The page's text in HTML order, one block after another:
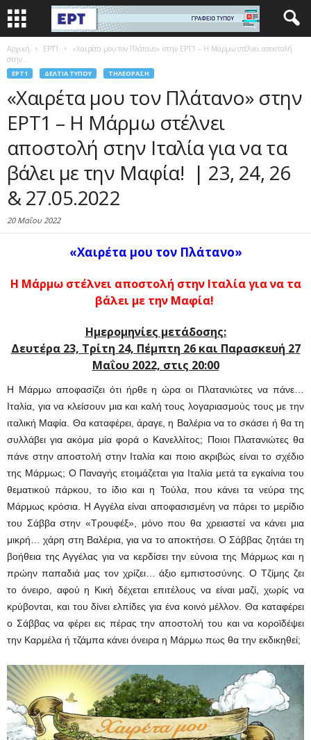
Αρχική EΡΤ1
«Χαιρέτα μου τον Πλάτανο» στην ΕΡΤ1 – Η Μάρμω στέλνει αποστολή
στην...
EΡΤ1 ΔΕΛΤΊΑ ΤΎΠΟΥ ΤΗΛΕΌΡΑΣΗ
«Χαιρέτα μου τον Πλάτανο» στην
ΕΡΤ1 – Η Μάρμω στέλνει
αποστολή στην Ιταλία για να τα
βάλει με την Μαφία! | 23, 24, 26
& 27.05.2022
20 Μαΐου 2022
«Χαιρέτα μου τον Πλάτανο»
Η Μάρμω στέλνει αποστολή στην Ιταλία για να τα
βάλει με την Μαφία!
Ημερομηνίες μετάδοσης:
Δευτέρα 23, Τρίτη 24, Πέμπτη 26 και Παρασκευή 27
Μαΐου 2022, στις 20:00
Η Μάρμω αποφασίζει ότι ήρθε η ώρα οι Πλατανιώτες να πάνε…
Ιταλία, για να κλείσουν μια και καλή τους λογαριασμούς τους με την
ιταλική Μαφία. Θα καταφέρει, άραγε, η Βαλέρια να το σκάσει ή θα τη
συλλάβει για ακόμα μία φορά ο Κανελλίτος; Ποιοι Πλατανιώτες θα
πάνε στην αποστολή στην Ιταλία και ποιο ακριβώς είναι το σχέδιο
της Μάρμως; Ο Παναγής ετοιμάζεται για Ιταλία μετά τα εγκαίνια του
θεματικού πάρκου, το ίδιο και η Τούλα, που κάνει τα νεύρα της
Μάρμως κρόσια. Η Αγγέλα είναι αποφασισμένη να πάρει το μερίδιο
του Σάββα στην «Τρουφέξ», μόνο που θα χρειαστεί να κάνει μια
μικρή… χάρη στη Βαλέρια, για να το αποκτήσει. Ο Σάββας ζητάει τη
βοήθεια της Αγγέλας για να κερδίσει την εύνοια της Μάρμως και η
πρώην παπαδιά μας τον χρίζει… άξιο εμπιστοσύνης. Ο Τζίμης ζει
το όνειρο, αφού η Κική δέχεται επιτέλους να είναι μαζί, χωρίς να
κρύβονται, και του δίνει ελπίδες για ένα κοινό μέλλον. Θα καταφέρει
ο Σάββας να φέρει εις πέρας την αποστολή του και να κοροϊδέψει
την Καρμέλα ή τζάμπα κάνει όνειρα η Μάρμω πως θα την εκδικηθεί;